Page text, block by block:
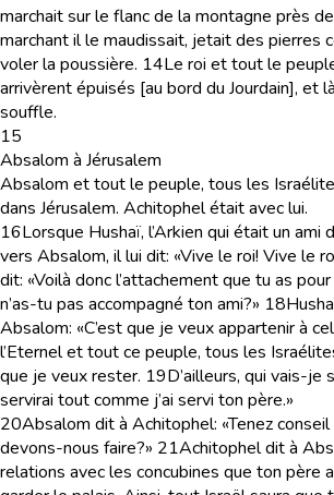
marchait sur le flanc de la montagne près
marchant il le maudissait, jetait des pierres
voler la poussière. 14Le roi et tout le
arrivèrent épuisés [au bord du Jourdain], et
souffle.
15
Absalom à Jérusalem
Absalom et tout le peuple, tous les
dans Jérusalem. Achitophel était avec lui.
16Lorsque Hushaï, l’Arkien qui était un ami
vers Absalom, il lui dit: «Vive le roi! Vive le
dit: «Voilà donc l’attachement que tu as
n’as-tu pas accompagné ton ami?» 18
Absalom: «C’est que je veux appartenir à
l’Eternel et tout ce peuple, tous les
que je veux rester. 19D’ailleurs, qui vais-je
servirai tout comme j’ai servi ton père.»
20Absalom dit à Achitophel: «Tenez
devons-nous faire?» 21Achitophel dit à
relations avec les concubines que ton père